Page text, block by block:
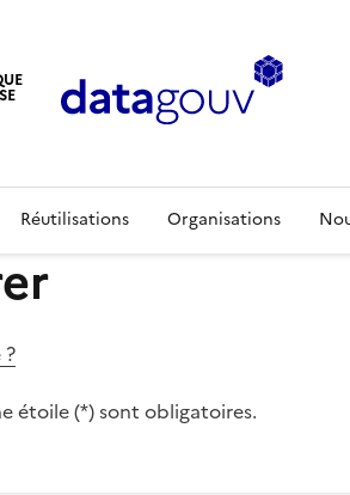
Réutilisations Organisations
étoile (*) sont obligatoires.